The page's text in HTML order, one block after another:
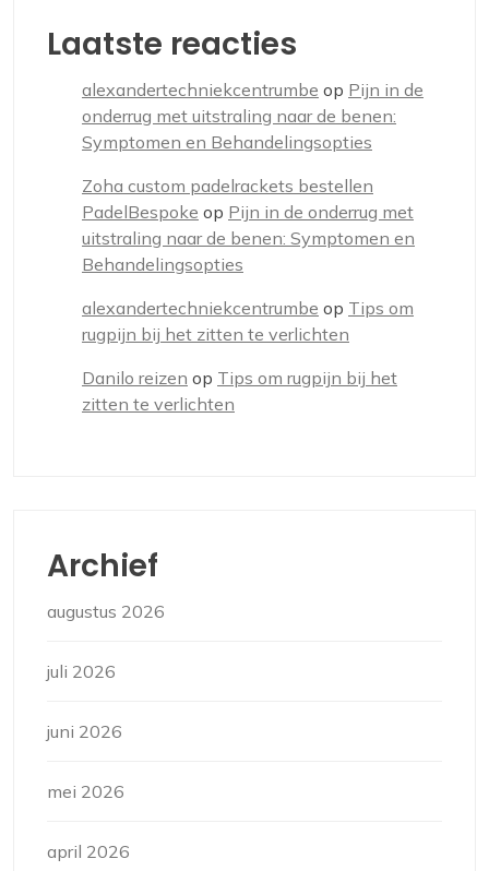
Laatste reacties
alexandertechniekcentrumbe op Pijn in de
onderrug met uitstraling naar de benen:
Symptomen en Behandelingsopties
Zoha custom padelrackets bestellen
PadelBespoke op Pijn in de onderrug met
uitstraling naar de benen: Symptomen en
Behandelingsopties
alexandertechniekcentrumbe op Tips om
rugpijn bij het zitten te verlichten
Danilo reizen op Tips om rugpijn bij het
zitten te verlichten
Archief
augustus 2026
juli 2026
juni 2026
mei 2026
april 2026